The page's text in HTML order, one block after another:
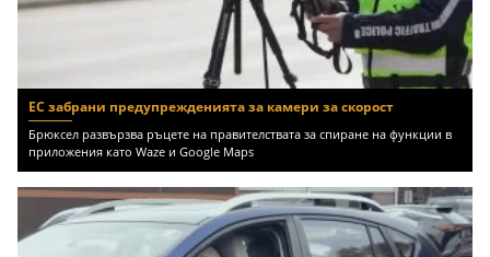
ЕС забрани предупрежденията за камери за скорост
Брюксел развързва ръцете на правителствата за спиране на функции в
приложения като Waze и Google Maps